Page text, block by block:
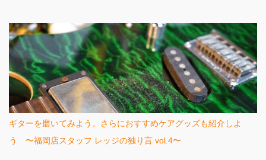
ギターを磨いてみよう。さらにおすすめケアグッズも紹介しよ
う 〜福岡店スタッフ レッジの独り言 vol.4〜